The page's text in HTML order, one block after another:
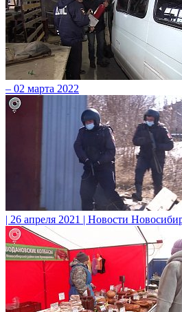
– 02 марта 2022
| 26 апреля 2021 | Новости